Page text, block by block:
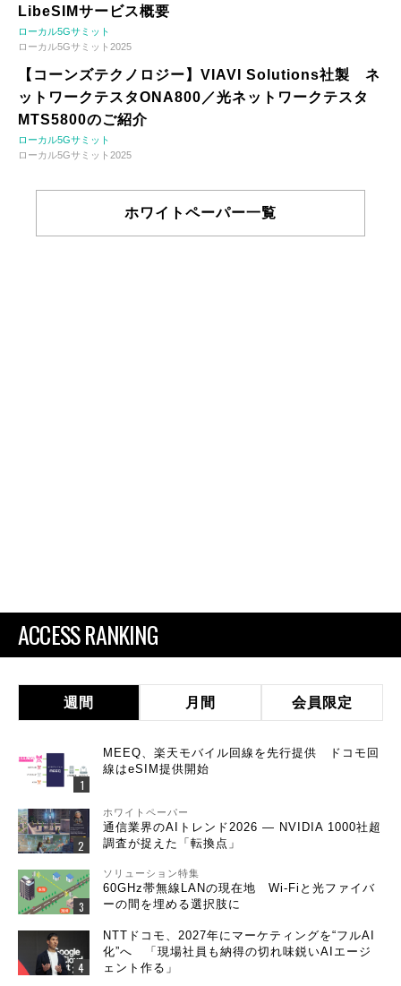
LibeSIMサービス概要
ローカル5Gサミット
ローカル5Gサミット2025
【コーンズテクノロジー】VIAVI Solutions社製 ネ
ットワークテスタONA800／光ネットワークテスタ
MTS5800のご紹介
ローカル5Gサミット
ローカル5Gサミット2025
ホワイトペーパー一覧
ACCESS RANKING
週間 月間 会員限定
MEEQ、楽天モバイル回線を先行提供 ドコモ回
線はeSIM提供開始
ホワイトペーパー
通信業界のAIトレンド2026 ― NVIDIA 1000社超
調査が捉えた「転換点」
ソリューション特集
60GHz帯無線LANの現在地 Wi-Fiと光ファイバ
ーの間を埋める選択肢に
NTTドコモ、2027年にマーケティングを“フルAI
化”へ 「現場社員も納得の切れ味鋭いAIエージ
ェント作る」